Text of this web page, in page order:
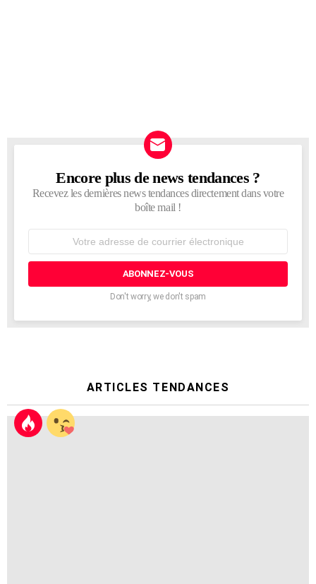
NEWSLETTER
Encore plus de news tendances ?
Recevez les dernières news tendances directement dans votre
boîte mail !
courrier
Don't worry, we don't spam
ARTICLES TENDANCES